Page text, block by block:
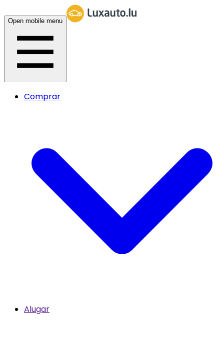
Open mobile menu
Comprar
Alugar